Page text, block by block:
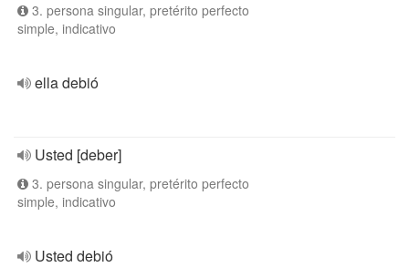
3. persona singular, pretérito perfecto
simple, indicativo
ella debió
Usted [deber]
3. persona singular, pretérito perfecto
simple, indicativo
Usted debió